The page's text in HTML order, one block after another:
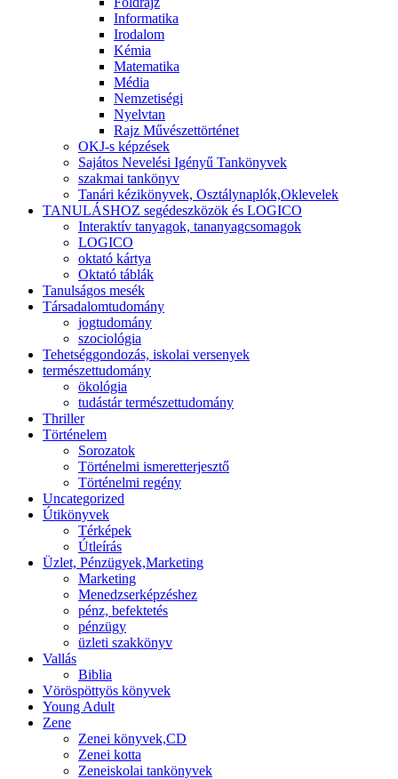
Informatika
Irodalom
Kémia
Matematika
Média
Nemzetiségi
Nyelvtan
Rajz Művészettörténet
OKJ-s képzések
Sajátos Nevelési Igényű Tankönyvek
szakmai tankönyv
Tanári kézikönyvek, Osztálynaplók,Oklevelek
TANULÁSHOZ segédeszközök és LOGICO
Interaktív tanyagok, tananyagcsomagok
LOGICO
oktató kártya
Oktató táblák
Tanulságos mesék
Társadalomtudomány
jogtudomány
szociológia
Tehetséggondozás, iskolai versenyek
természettudomány
ökológia
tudástár természettudomány
Thriller
Történelem
Sorozatok
Történelmi ismeretterjesztő
Történelmi regény
Uncategorized
Útikönyvek
Térképek
Útleírás
Üzlet, Pénzügyek,Marketing
Marketing
Menedzserképzéshez
pénz, befektetés
pénzügy
üzleti szakkönyv
Vallás
Biblia
Vöröspöttyös könyvek
Young Adult
Zene
Zenei könyvek,CD
Zenei kotta
Zeneiskolai tankönyvek